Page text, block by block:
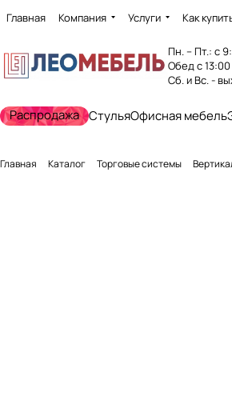
Главная Компания Услуги Как
Пн. – Пт.: с
Обед с 13:00
Сб. и Вс. -
Распродажа СтульяОфисная мебель
Главная Каталог Торговые системы